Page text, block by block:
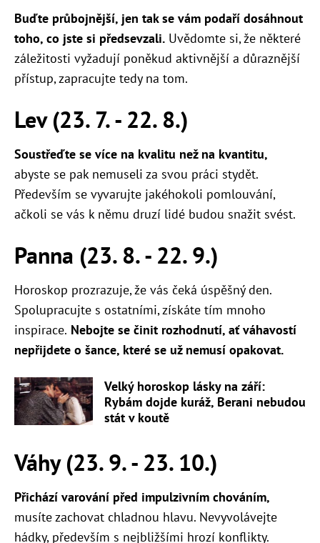
Buďte průbojnější, jen tak se vám podaří dosáhnout
toho, co jste si předsevzali. Uvědomte si, že některé
záležitosti vyžadují poněkud aktivnější a důraznější
přístup, zapracujte tedy na tom.
Lev (23. 7. - 22. 8.)
Soustřeďte se více na kvalitu než na kvantitu,
abyste se pak nemuseli za svou práci stydět.
Především se vyvarujte jakéhokoli pomlouvání,
ačkoli se vás k němu druzí lidé budou snažit svést.
Panna (23. 8. - 22. 9.)
Horoskop prozrazuje, že vás čeká úspěšný den.
Spolupracujte s ostatními, získáte tím mnoho
inspirace. Nebojte se činit rozhodnutí, ať váhavostí
nepřijdete o šance, které se už nemusí opakovat.
Velký horoskop lásky na září:
Rybám dojde kuráž, Berani nebudou
stát v koutě
Váhy (23. 9. - 23. 10.)
Přichází varování před impulzivním chováním,
musíte zachovat chladnou hlavu. Nevyvolávejte
hádky, především s nejbližšími hrozí konflikty.